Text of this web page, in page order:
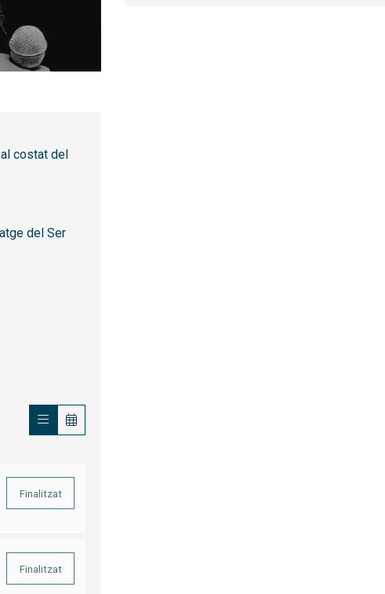
costat del
del Ser
Finalitzat
Finalitzat